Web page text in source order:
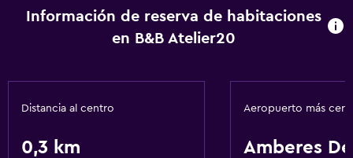
Áreas designadas para fumadores
Secador de pelo
Información de reserva de habitaciones
en B&B Atelier20
Distancia al centro
0,3 km
Aeropuerto más
Amberes